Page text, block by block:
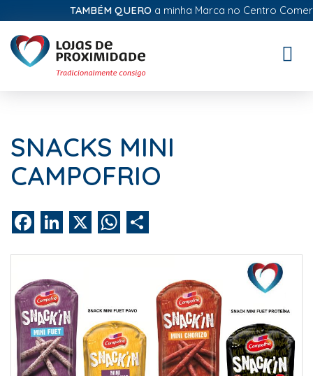
TAMBÉM QUEROa minha Marca no Centro
SNACKS MINI
CAMPOFRIO
FacebookLinkedIn WhatsApp